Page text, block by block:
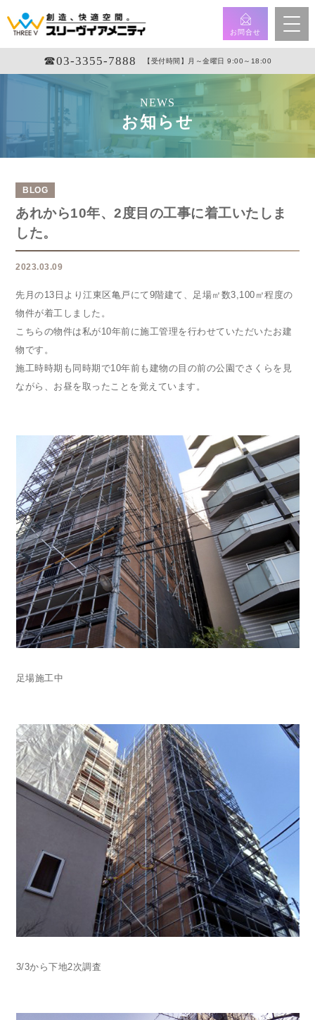
お問合せ
☎︎03-3355-7888 【受付時間】月～金曜日 9:00～18:00
NEWS
お知らせ
BLOG
あれから10年、2度目の工事に着工いたしま
した。
2023.03.09
先月の13日より江東区亀戸にて9階建て、足場㎡数3,100㎡程度の
物件が着工しました。
こちらの物件は私が10年前に施工管理を行わせていただいたお建
物です。
施工時時期も同時期で10年前も建物の目の前の公園でさくらを見
ながら、お昼を取ったことを覚えています。
足場施工中
3/3から下地2次調査